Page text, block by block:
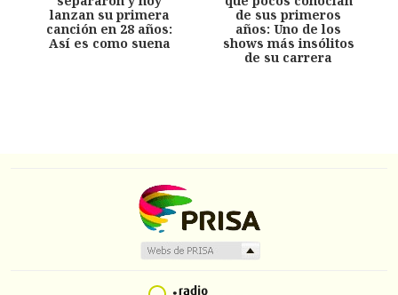
lanzan su primera
canción en 28 años:
Así es como suena
de sus primeros
años: Uno de los
shows más insólitos
de su carrera